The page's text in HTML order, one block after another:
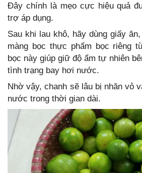
Đây chính là mẹo cực hiệu quả
trợ áp dụng.
Sau khi lau khô, hãy dùng giấy
màng bọc thực phẩm bọc riêng
bọc này giúp giữ độ ẩm tự nhiên
tình trạng bay hơi nước.
Nhờ vậy, chanh sẽ lâu bị nhăn vỏ
nước trong thời gian dài.